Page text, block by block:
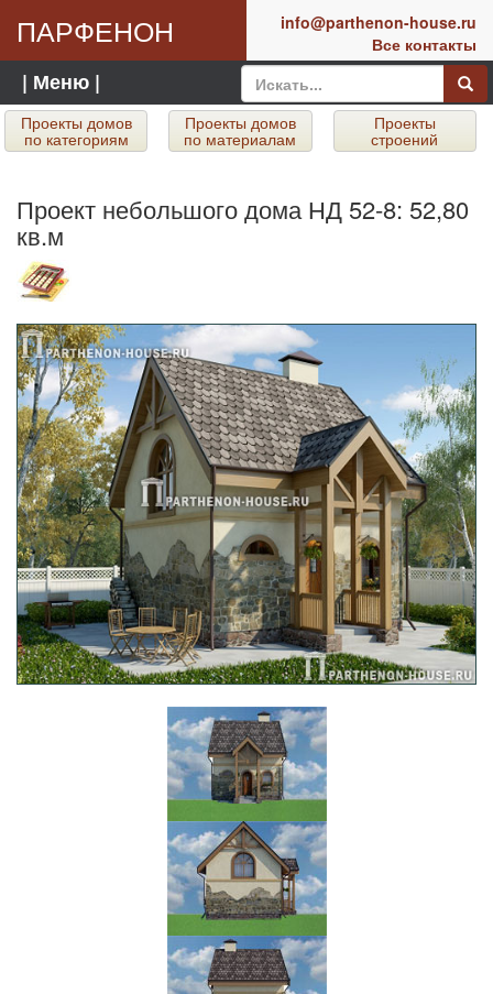
ПАРФЕНОН
info@parthenon-house.ru
Все контакты
| Меню |
Проекты домов
по категориям
Проекты домов
по материалам
Проекты
строений
Проект небольшого дома НД 52-8: 52,80
кв.м